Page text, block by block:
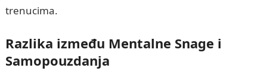
trenucima.
Razlika između Mentalne Snage i
Samopouzdanja